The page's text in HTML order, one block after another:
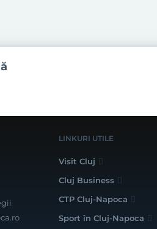
LINKURI UTILE
Visit Cluj
Cluj Business
CTP Cluj-Napoca
Sport în Cluj-Napoca